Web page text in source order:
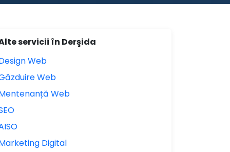
servicii în Derşida
Web
Web
Web
Digital